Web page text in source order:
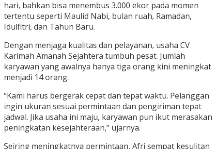
hari, bahkan bisa menembus 3.000 ekor pada momen
tertentu seperti Maulid Nabi, bulan ruah, Ramadan,
Idulfitri, dan Tahun Baru.
Dengan menjaga kualitas dan pelayanan, usaha CV
Karimah Amanah Sejahtera tumbuh pesat. Jumlah
karyawan yang awalnya hanya tiga orang kini meningkat
menjadi 14 orang.
“Kami harus bergerak cepat dan tepat waktu. Pelanggan
ingin ukuran sesuai permintaan dan pengiriman tepat
jadwal. Jika usaha ini maju, karyawan pun ikut merasakan
peningkatan kesejahteraan,” ujarnya.
Seiring meningkatnya permintaan, Afri sempat kesulitan